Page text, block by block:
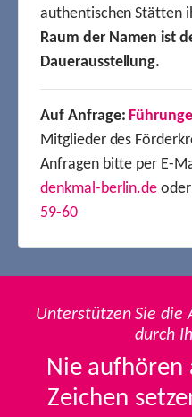
authentischen Stätten
Raum der Namen ist
Dauerausstellung.
Auf Anfrage:
Mitglieder des
Anfragen bitte per E-
denkmal-berlin.de
59-60
Unterstützen Sie die
durch
Nie aufhören
Zeichen